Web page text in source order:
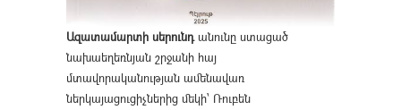
Ազատամարտի սերունդանունը ստացած
նախաեղեռնյան շրջանի հայ
մտավորականության ամենավառ
ներկայացուցիչներից մեկի՝ Ռուբեն